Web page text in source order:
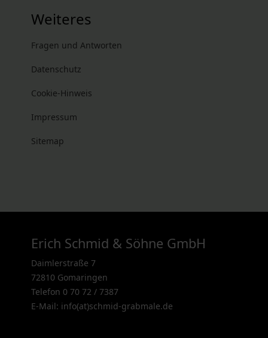
Weiteres
Fragen und Antworten
Datenschutz
Cookie-Hinweis
Impressum
Sitemap
Erich Schmid & Söhne GmbH
Daimlerstraße 7
72810 Gomaringen
Telefon 0 70 72 / 7387
E-Mail: info(at)schmid-grabmale.de